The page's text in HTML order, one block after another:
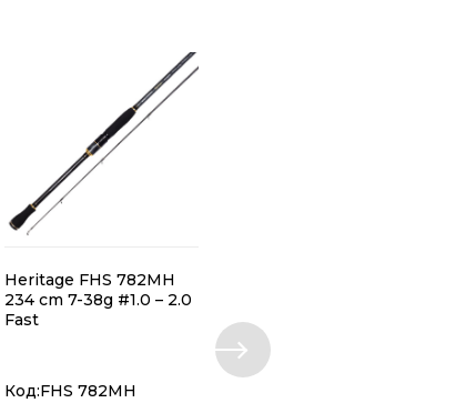
Heritage FHS 782MH
234 cm 7-38g #1.0 – 2.0
Fast
Код:FHS 782MH